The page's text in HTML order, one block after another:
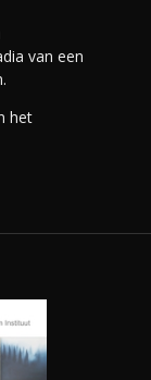
van een
het